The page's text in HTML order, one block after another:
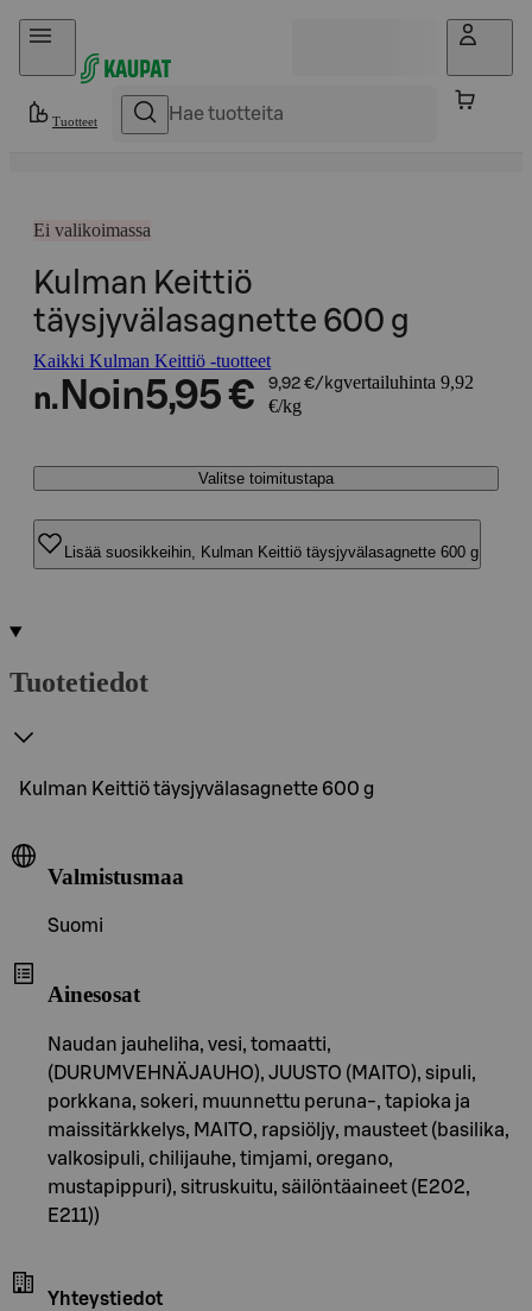
Hyppää sisältöön
Tuotteet
Ei valikoimassa
Kulman Keittiö
täysjyvälasagnette 600 g
Kaikki Kulman Keittiö -tuotteet
n. Noin5,95 € 9,92 €/kgvertailuhinta 9,92
€/kg
Valitse toimitustapa
Lisää suosikkeihin, Kulman Keittiö täysjyvälasagnette 600 g
Tuotetiedot
Kulman Keittiö täysjyvälasagnette 600 g
Valmistusmaa
Suomi
Ainesosat
Naudan jauheliha, vesi, tomaatti,
(DURUMVEHNÄJAUHO), JUUSTO (MAITO), sipuli,
porkkana, sokeri, muunnettu peruna-, tapioka ja
maissitärkkelys, MAITO, rapsiöljy, mausteet (basilika,
valkosipuli, chilijauhe, timjami, oregano,
mustapippuri), sitruskuitu, säilöntäaineet (E202,
E211))
Yhteystiedot